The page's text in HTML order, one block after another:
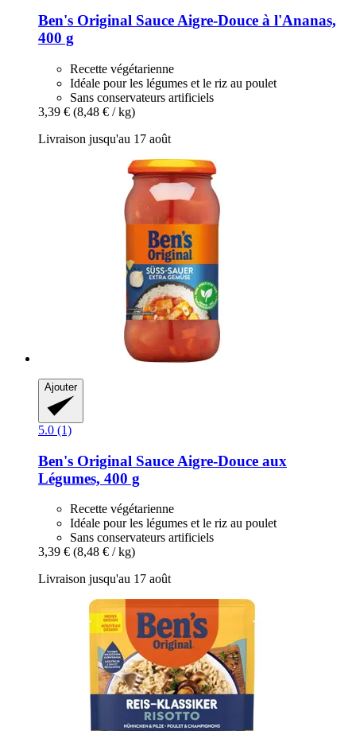
Ben's Original Sauce Aigre-​Douce à l'Ananas,
400 g
Recette végétarienne
Idéale pour les légumes et le riz au poulet
Sans conservateurs artificiels
3,39 € (8,48 € / kg)
Livraison jusqu'au 17 août
Ajouter
5.0 (1)
Ben's Original Sauce Aigre-​Douce aux
Légumes, 400 g
Recette végétarienne
Idéale pour les légumes et le riz au poulet
Sans conservateurs artificiels
3,39 € (8,48 € / kg)
Livraison jusqu'au 17 août